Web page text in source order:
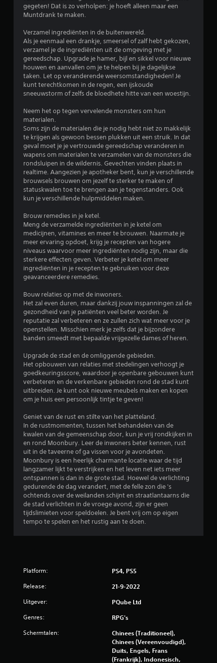
/
s
t
e
r
e
n
u
i
7
e
o
o
d
e
n
g
e
n
gegeten! Dat is zo verholpen: je hoeft alleen maar een
Muntdrank te maken.
Verzamel ingrediënten in de buitenwereld.
Als je eenmaal een drankje, smeersel of zalf hebt gekozen,
verzamel je de ingrediënten uit de omgeving met je
gereedschap. Upgrade je hamer, bijl en sikkel voor nieuwe
houwen en aanvallen om je te helpen bij je dagelijkse
taken. Let op veranderende weersomstandigheden! Je
kunt terechtkomen in de regen, een ijskoude
sneeuwstorm of zelfs de bloedhete hitte van een woestijn.
Neem het op tegen vervelende monsters om hun
materialen.
Soms zijn de materialen die je nodig hebt niet zo makkelijk
te krijgen als gewoon bessen plukken uit een struik. In dat
geval moet je je vertrouwde gereedschap veranderen in
wapens om materialen te verzamelen van de monsters die
rondsluipen in de wildernis. Gevechten vinden plaats in
realtime. Aangezien je apotheker bent, kun je verschillende
brouwsels brouwen om jezelf te sterker te maken of
statuskwalen toe te brengen aan je tegenstanders. Ook
kun je verschillende hulpmiddelen maken.
Brouw remedies in je ketel.
Meng de verzamelde ingrediënten in je ketel om
medicijnen, vitamines en meer te brouwen. Naarmate je
meer ervaring opdoet, krijg je recepten van hogere
niveaus waarvoor meer ingrediënten nodig zijn, maar die
sterkere effecten geven. Verbeter je ketel om meer
ingrediënten in je recepten te gebruiken voor deze
geavanceerdere remedies.
Bouw relaties op met de inwoners.
Het zal even duren, maar dankzij jouw inspanningen zal de
gezondheid van je patiënten veel beter worden. Je
reputatie zal verbeteren en ze zullen zich wat meer voor je
openstellen. Misschien merk je zelfs dat je bijzondere
banden smeedt met bepaalde vrijgezelle dames of heren.
Upgrade de stad en de omliggende gebieden.
Het opbouwen van relaties met stedelingen verhoogt je
goedkeuringsscore, waardoor je openbare gebouwen kunt
verbeteren en de verkenbare gebieden rond de stad kunt
uitbreiden. Je kunt ook nieuwe meubels maken en kopen
om je huis een persoonlijk tintje te geven!
Geniet van de rust en stilte van het platteland.
In de rustmomenten, tussen het behandelen van de
kwalen van de gemeenschap door, kun je vrij rondkijken in
en rond Moonbury. Leer de inwoners beter kennen, rust
uit in de taveerne of ga vissen voor je avondeten.
Moonbury is een heerlijk charmante locatie waar de tijd
langzamer lijkt te verstrijken en het leven net iets meer
ontspannen is dan in de grote stad. Hoewel de verlichting
gedurende de dag verandert, met de felle zon die 's
ochtends over de weilanden schijnt en straatlantaarns die
de stad verlichten in de vroege avond, zijn er geen
tijdslimieten voor speldoelen. Je bent vrij om op eigen
tempo te spelen en het rustig aan te doen.
Platform: PS4, PS5
Release: 21-9-2022
Uitgever: PQube Ltd
Genres: RPG's
Schermtalen:
Chinees (Traditioneel),
Chinees (Vereenvoudigd),
Duits, Engels, Frans
(Frankrijk), Indonesisch,